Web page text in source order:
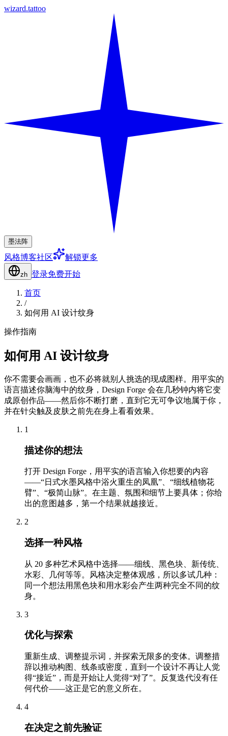
wizard.tattoo
墨法阵
风格博客社区 解锁更多
zh 登录免费开始
首页
/
如何用 AI 设计纹身
操作指南
如何用 AI 设计纹身
你不需要会画画，也不必将就别人挑选的现成图样。用平实的
语言描述你脑海中的纹身，Design Forge 会在几秒钟内将它变
成原创作品——然后你不断打磨，直到它无可争议地属于你，
并在针尖触及皮肤之前先在身上看看效果。
1
描述你的想法
打开 Design Forge，用平实的语言输入你想要的内容
——“日式水墨风格中浴火重生的凤凰”、“细线植物花
臂”、“极简山脉”。在主题、氛围和细节上要具体；你给
出的意图越多，第一个结果就越接近。
2
选择一种风格
从 20 多种艺术风格中选择——细线、黑色块、新传统、
水彩、几何等等。风格决定整体观感，所以多试几种：
同一个想法用黑色块和用水彩会产生两种完全不同的纹
身。
3
优化与探索
重新生成、调整提示词，并探索无限多的变体。调整措
辞以推动构图、线条或密度，直到一个设计不再让人觉
得“接近”，而是开始让人觉得“对了”。反复迭代没有任
何代价——这正是它的意义所在。
4
在决定之前先验证